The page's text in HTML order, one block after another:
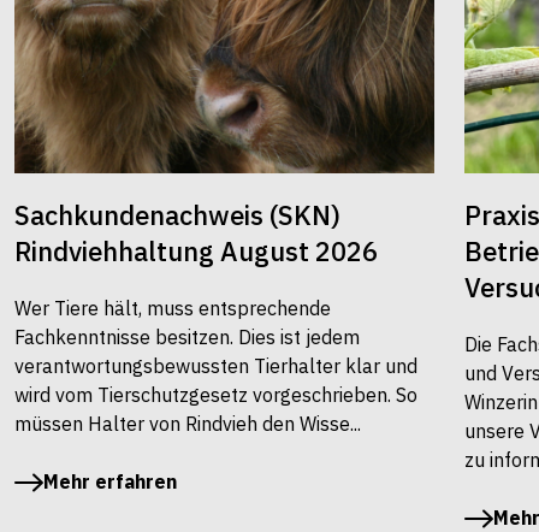
Sachkundenachweis (SKN)
Rindviehhaltung August 2026
Wer Tiere hält, muss entsprechende
Fachkenntnisse besitzen. Dies ist jedem
verantwortungsbewussten Tierhalter klar und
wird vom Tierschutzgesetz vorgeschrieben. So
müssen Halter von Rindvieh den Wisse...
Mehr erfahren
Die
und
unsere
zu